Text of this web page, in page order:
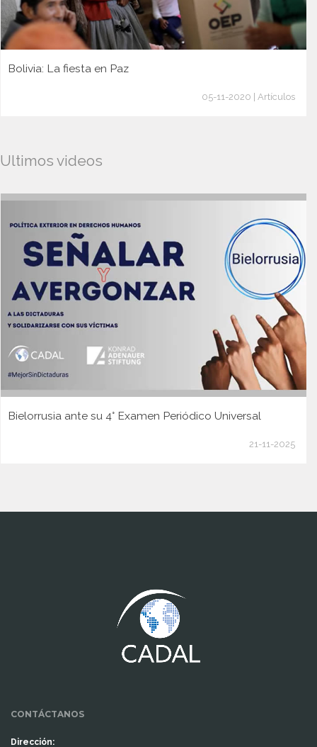
Bolivia: La fiesta en Paz
05-11-2020 | Artículos
Ultimos videos
Bielorrusia ante su 4° Examen Periódico Universal
21-11-2025
CONTÁCTANOS
Dirección: